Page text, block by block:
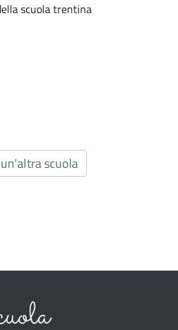
scuola trentina
scuola